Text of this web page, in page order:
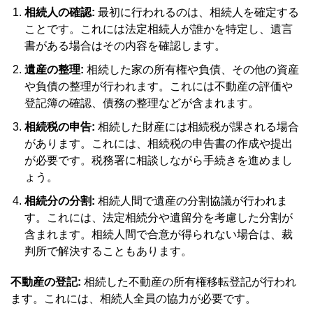
相続人の確認: 最初に行われるのは、相続人を確定する
ことです。これには法定相続人が誰かを特定し、遺言
書がある場合はその内容を確認します。
遺産の整理: 相続した家の所有権や負債、その他の資産
や負債の整理が行われます。これには不動産の評価や
登記簿の確認、債務の整理などが含まれます。
相続税の申告: 相続した財産には相続税が課される場合
があります。これには、相続税の申告書の作成や提出
が必要です。税務署に相談しながら手続きを進めまし
ょう。
相続分の分割: 相続人間で遺産の分割協議が行われま
す。これには、法定相続分や遺留分を考慮した分割が
含まれます。相続人間で合意が得られない場合は、裁
判所で解決することもあります。
不動産の登記: 相続した不動産の所有権移転登記が行われ
ます。これには、相続人全員の協力が必要です。